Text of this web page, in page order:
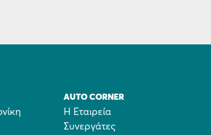
AUTO CORNER
Η Εταιρεία
Συνεργάτες